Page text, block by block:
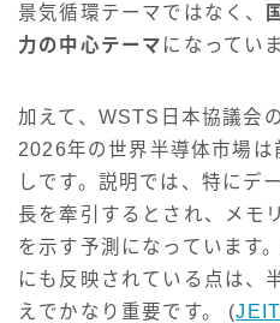
景気循環テーマではなく、
力の中心テーマ になってい
加えて、WSTS日本協議会
2026年の世界半導体市場
しです。説明では、特にデ
長を牽引するとされ、メモ
を示す予測になっています
にも反映されている点は、
えでかなり重要です。 (